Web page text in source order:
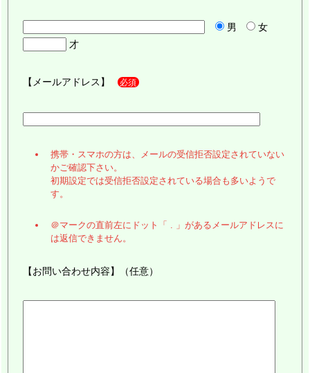
男
女
才
【メールアドレス】 必須
携帯・スマホの方は、メールの受信拒否設定されていない
かご確認下さい。
初期設定では受信拒否設定されている場合も多いようで
す。
＠マークの直前左にドット「 . 」があるメールアドレスに
は返信できません。
【お問い合わせ内容】（任意）